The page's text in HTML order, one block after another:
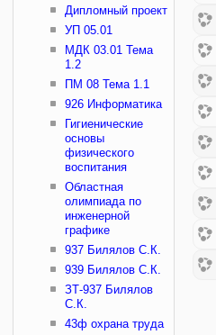
Дипломный проект
УП 05.01
МДК 03.01 Тема
1.2
ПМ 08 Тема 1.1
926 Информатика
Гигиенические
основы
физического
воспитания
Областная
олимпиада по
инженерной
графике
937 Билялов С.К.
939 Билялов С.К.
ЗТ-937 Билялов
С.К.
43ф охрана труда